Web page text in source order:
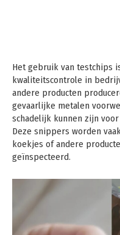
Het gebruik van testchips
kwaliteitscontrole in
andere producten
gevaarlijke metalen
schadelijk kunnen zijn
Deze snippers worden
koekjes of andere
geïnspecteerd.